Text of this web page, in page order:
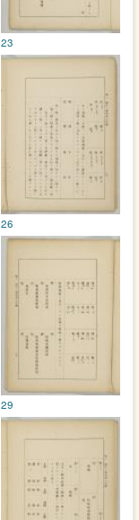
23
26
29